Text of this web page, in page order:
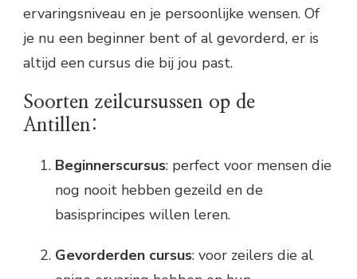
ervaringsniveau en je persoonlijke wensen. Of
je nu een beginner bent of al gevorderd, er is
altijd een cursus die bij jou past.
Soorten zeilcursussen op de
Antillen:
Beginnerscursus: perfect voor mensen die
nog nooit hebben gezeild en de
basisprincipes willen leren.
Gevorderden cursus: voor zeilers die al